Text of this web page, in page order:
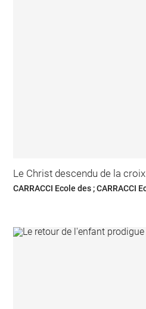
Le Christ descendu de la croix